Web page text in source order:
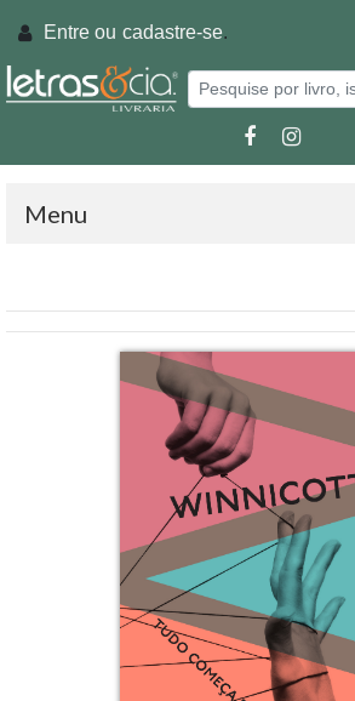
Entre ou cadastre-se.
Menu